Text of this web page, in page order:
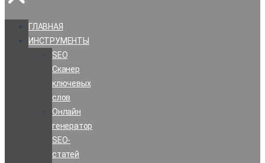
ГЛАВНАЯ
ИНСТРУМЕНТЫ
SEO
Сканер
ключевых
слов
Онлайн
генератор
SEO-
статей